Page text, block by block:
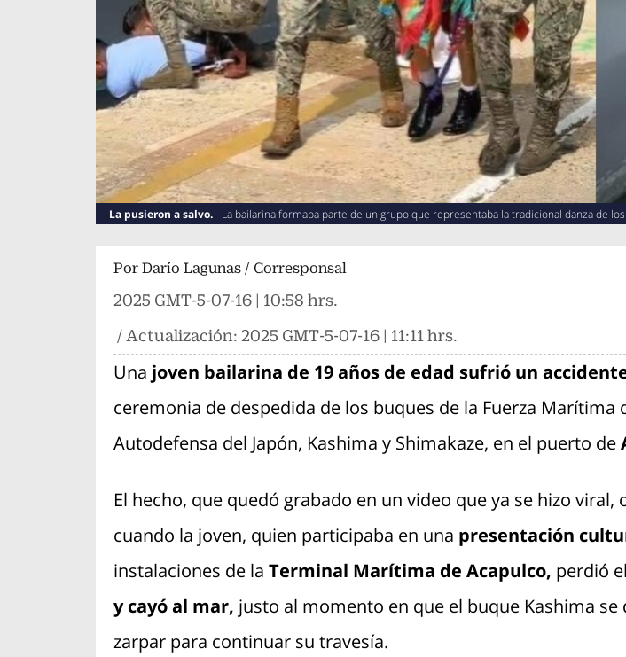
La pusieron a salvo. La bailarina formaba parte de un grupo que representaba la tradicional danza de
Por Darío Lagunas / Corresponsal
2025 GMT-5-07-16 | 10:58 hrs.
/ Actualización: 2025 GMT-5-07-16 | 11:11 hrs.
Una joven bailarina de 19 años de edad sufrió un
ceremonia de despedida de los buques de la Fuerza Marítima
Autodefensa del Japón, Kashima y Shimakaze, en el puerto de
El hecho, que quedó grabado en un video que ya se hizo viral,
cuando la joven, quien participaba en una presentación
instalaciones de la Terminal Marítima de Acapulco, perdió el
y cayó al mar, justo al momento en que el buque Kashima se
zarpar para continuar su travesía.